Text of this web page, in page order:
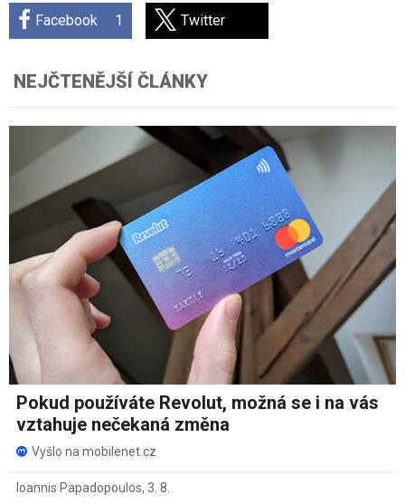
Facebook 1 Twitter
NEJČTENĚJŠÍ ČLÁNKY
Pokud používáte Revolut, možná se i na vás
vztahuje nečekaná změna
Vyšlo na mobilenet.cz
Ioannis Papadopoulos, 3. 8.